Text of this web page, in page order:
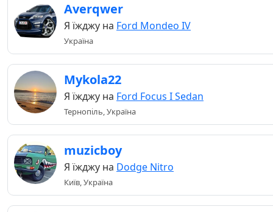
Averqwer
Я їжджу на Ford Mondeo IV
Україна
Mykola22
Я їжджу на Ford Focus I Sedan
Тернопіль, Україна
muzicboy
Я їжджу на Dodge Nitro
Київ, Україна